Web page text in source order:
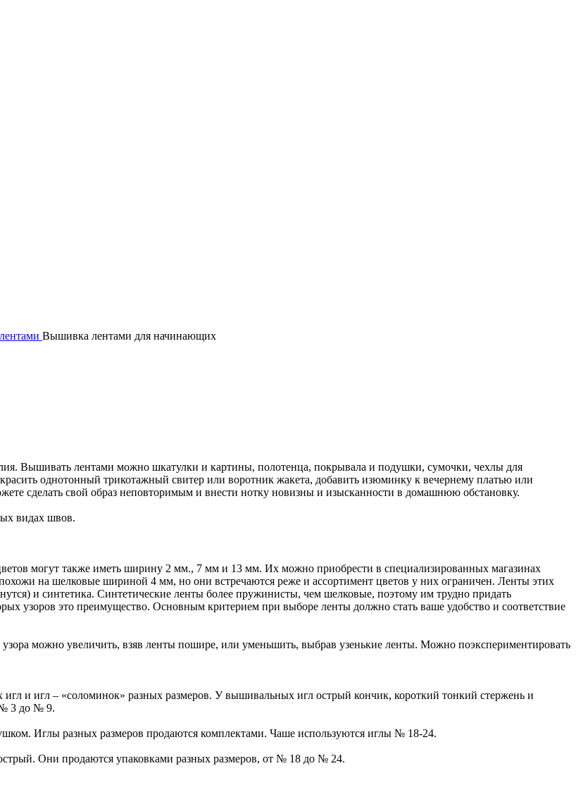
Вышивка лентами для начинающих
Вышивать лентами можно шкатулки и картины, полотенца, покрывала и подушки, сумочки, чехлы для
однотонный трикотажный свитер или воротник жакета, добавить изюминку к вечернему платью или
сделать свой образ неповторимым и внести нотку новизны и изысканности в домашнюю обстановку.
видах швов.
могут также иметь ширину 2 мм., 7 мм и 13 мм. Их можно приобрести в специализированных магазинах
на шелковые шириной 4 мм, но они встречаются реже и ассортимент цветов у них ограничен. Ленты этих
и синтетика. Синтетические ленты более пружинисты, чем шелковые, поэтому им трудно придать
узоров это преимущество. Основным критерием при выборе ленты должно стать ваше удобство и соответствие
можно увеличить, взяв ленты пошире, или уменьшить, выбрав узенькие ленты. Можно поэкспериментировать
и игл – «соломинок» разных размеров. У вышивальных игл острый кончик, короткий тонкий стержень и
№ 3 до № 9.
Иглы разных размеров продаются комплектами. Чаше используются иглы № 18-24.
Они продаются упаковками разных размеров, от № 18 до № 24.